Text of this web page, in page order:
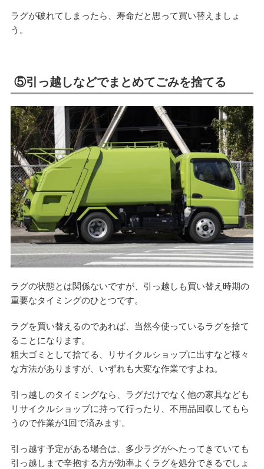
ラグが破れてしまったら、寿命だと思って買い替えましょ
う。
⑤引っ越しなどでまとめてごみを捨てる
ラグの状態とは関係ないですが、引っ越しも買い替え時期の
重要なタイミングのひとつです。
ラグを買い替えるのであれば、当然今使っているラグを捨て
ることになります。
粗大ゴミとして捨てる、リサイクルショップに出すなど様々
な方法がありますが、いずれも大変な作業ですよね。
引っ越しのタイミングなら、ラグだけでなく他の家具なども
リサイクルショップに持って行ったり、不用品回収してもら
うので作業が1回で済みます。
引っ越す予定がある場合は、多少ラグがへたってきていても
引っ越しまで辛抱する方が効率よくラグを処分できるでしょ